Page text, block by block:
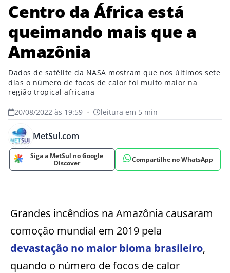
Centro da África está
queimando mais que a
Amazônia
Dados de satélite da NASA mostram que nos últimos sete
dias o número de focos de calor foi muito maior na
região tropical africana
20/08/2022 às 19:59 • leitura em 5 min
MetSul.com
Siga a MetSul no Google
Discover
Compartilhe no WhatsApp
Grandes incêndios na Amazônia causaram
comoção mundial em 2019 pela
devastação no maior bioma brasileiro,
quando o número de focos de calor